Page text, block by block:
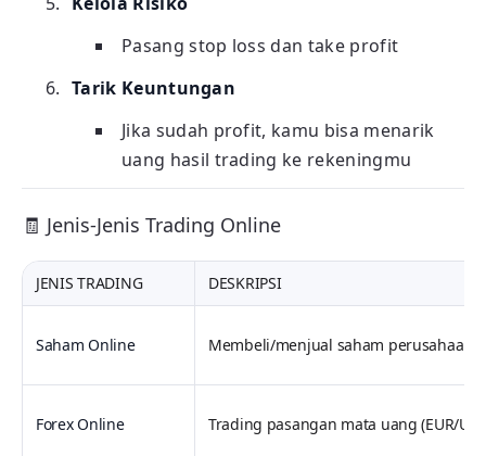
Pasang stop loss dan take profit
Tarik Keuntungan
Jika sudah profit, kamu bisa menarik
uang hasil trading ke rekeningmu
🧾 Jenis-Jenis Trading Online
JENIS TRADING DESKRIPSI
Saham Online Membeli/menjual saham perusahaan
Forex Online Trading pasangan mata uang (EUR/